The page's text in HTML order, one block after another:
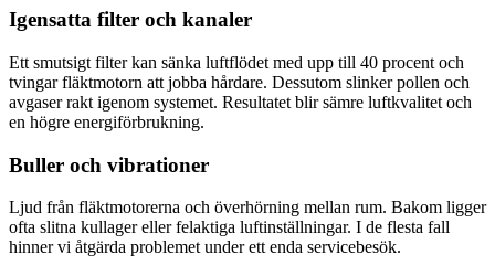
Igensatta filter och kanaler
Ett smutsigt filter kan sänka luftflödet med upp till 40 procent och
tvingar fläktmotorn att jobba hårdare. Dessutom slinker pollen och
avgaser rakt igenom systemet. Resultatet blir sämre luftkvalitet och
en högre energiförbrukning.
Buller och vibrationer
Ljud från fläktmotorerna och överhörning mellan rum. Bakom ligger
ofta slitna kullager eller felaktiga luftinställningar. I de flesta fall
hinner vi åtgärda problemet under ett enda servicebesök.